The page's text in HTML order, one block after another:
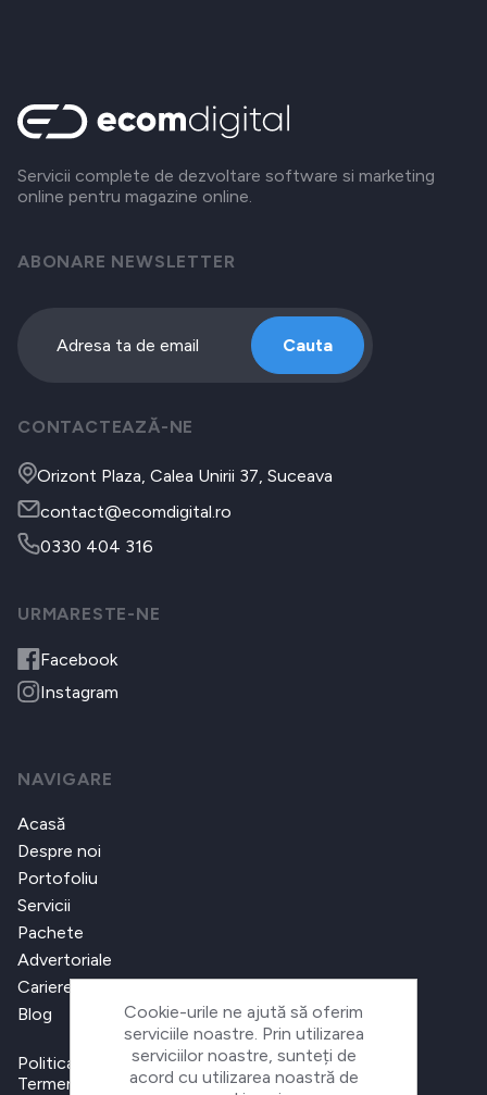
Servicii complete de dezvoltare software si marketing
online pentru magazine online.
ABONARE NEWSLETTER
Cauta
CONTACTEAZĂ-NE
Orizont Plaza, Calea Unirii 37, Suceava
contact@ecomdigital.ro
0330 404 316
URMARESTE-NE
Facebook
Instagram
NAVIGARE
Acasă
Despre noi
Portofoliu
Servicii
Pachete
Advertoriale
Cariere
Blog
Politica de confidențialitate
Termeni și condiții
Cookie-urile ne ajută să oferim
serviciile noastre. Prin utilizarea
serviciilor noastre, sunteți de
acord cu utilizarea noastră de